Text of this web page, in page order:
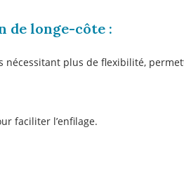
de longe-côte :
nécessitant plus de flexibilité,
faciliter l’enfilage.
10%